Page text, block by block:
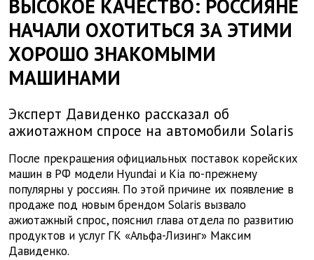
ВЫСОКОЕ КАЧЕСТВО: РОССИЯНЕ
НАЧАЛИ ОХОТИТЬСЯ ЗА ЭТИМИ
ХОРОШО ЗНАКОМЫМИ
МАШИНАМИ
Эксперт Давиденко рассказал об
ажиотажном спросе на автомобили Solaris
После прекращения официальных поставок корейских
машин в РФ модели Hyundai и Kia по-прежнему
популярны у россиян. По этой причине их появление в
продаже под новым брендом Solaris вызвало
ажиотажный спрос, пояснил глава отдела по развитию
продуктов и услуг ГК «Альфа-Лизинг» Максим
Давиденко.